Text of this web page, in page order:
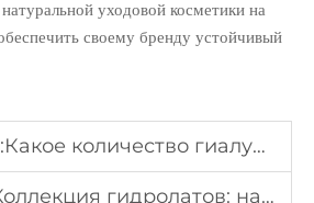
уходовой косметики на
своему бренду устойчивый
Какое количество гиалуроновой кислоты должно быть в продуктах по уходу за кожей?
гидролатов: натуральные тоники для свежей кожи